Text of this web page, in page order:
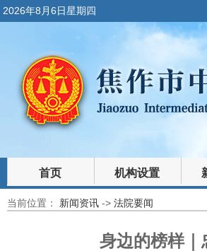
2026年8月6日星期四
首页 机构设置
裁判文书 法律文库
当前位置： 新闻资讯 -> 法院要闻
身边的榜样｜